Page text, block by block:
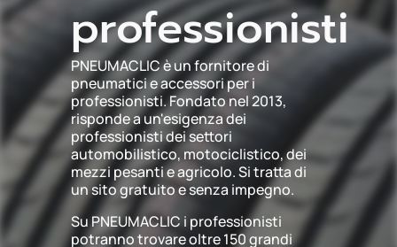
professionisti
PNEUMACLIC è un fornitore di
pneumatici e accessori per i
professionisti. Fondato nel 2013,
risponde a un'esigenza dei
professionisti dei settori
automobilistico, motociclistico, dei
mezzi pesanti e agricolo. Si tratta di
un sito gratuito e senza impegno.
Su PNEUMACLIC i professionisti
potranno trovare oltre 150 grandi